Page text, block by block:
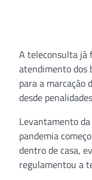
A teleconsulta já
atendimento dos
para a marcação
desde
Levantamento
pandemia
dentro de casa,
regulamentou a